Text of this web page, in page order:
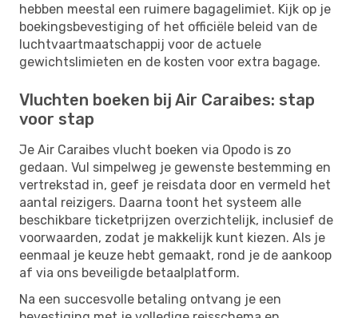
hebben meestal een ruimere bagagelimiet. Kijk op je
boekingsbevestiging of het officiële beleid van de
luchtvaartmaatschappij voor de actuele
gewichtslimieten en de kosten voor extra bagage.
Vluchten boeken bij Air Caraibes: stap
voor stap
Je Air Caraibes vlucht boeken via Opodo is zo
gedaan. Vul simpelweg je gewenste bestemming en
vertrekstad in, geef je reisdata door en vermeld het
aantal reizigers. Daarna toont het systeem alle
beschikbare ticketprijzen overzichtelijk, inclusief de
voorwaarden, zodat je makkelijk kunt kiezen. Als je
eenmaal je keuze hebt gemaakt, rond je de aankoop
af via ons beveiligde betaalplatform.
Na een succesvolle betaling ontvang je een